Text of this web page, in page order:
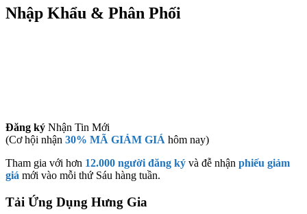
Nhập Khẩu & Phân Phối
Đăng ký Nhận Tin Mới
(Cơ hội nhận 30% MÃ GIẢM GIÁ hôm nay)
Tham gia với hơn 12.000 người đăng ký và đễ nhận phiếu giảm
giá mới vào mỗi thứ Sáu hàng tuần.
Tải Ứng Dụng Hưng Gia